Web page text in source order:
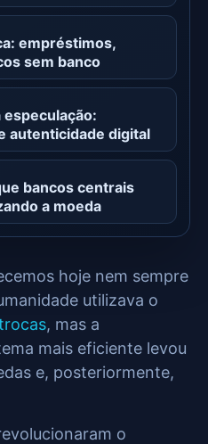
empréstimos,
sem banco
especulação:
autenticidade digital
bancos centrais
a moeda
hoje nem sempre
utilizava o
, mas a
mais eficiente levou
e, posteriormente,
o